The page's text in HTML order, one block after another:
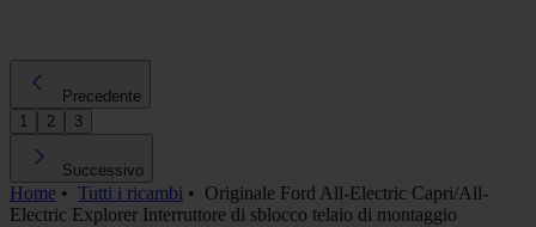
Precedente
1
2 3
Successivo
Home • Tutti i ricambi • Originale Ford All-Electric Capri/All-
Electric Explorer Interruttore di sblocco telaio di montaggio